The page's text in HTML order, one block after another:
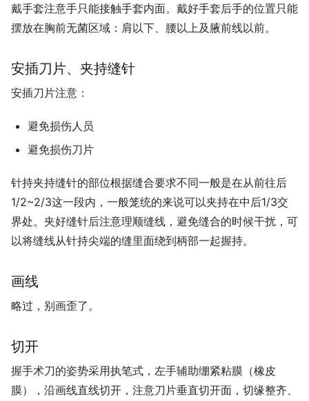
戴手套注意手只能接触手套内面。戴好手套后手的位置只能
摆放在胸前无菌区域：肩以下、腰以上及腋前线以前。
安插刀片、夹持缝针
安插刀片注意：
避免损伤人员
避免损伤刀片
针持夹持缝针的部位根据缝合要求不同一般是在从前往后
1/2~2/3这一段内，一般笼统的来说可以夹持在中后1/3交
界处。夹好缝针后注意理顺缝线，避免缝合的时候干扰，可
以将缝线从针持尖端的缝里面绕到柄部一起握持。
画线
略过，别画歪了。
切开
握手术刀的姿势采用执笔式，左手辅助绷紧粘膜（橡皮
膜），沿画线直线切开，注意刀片垂直切开面，切缘整齐、